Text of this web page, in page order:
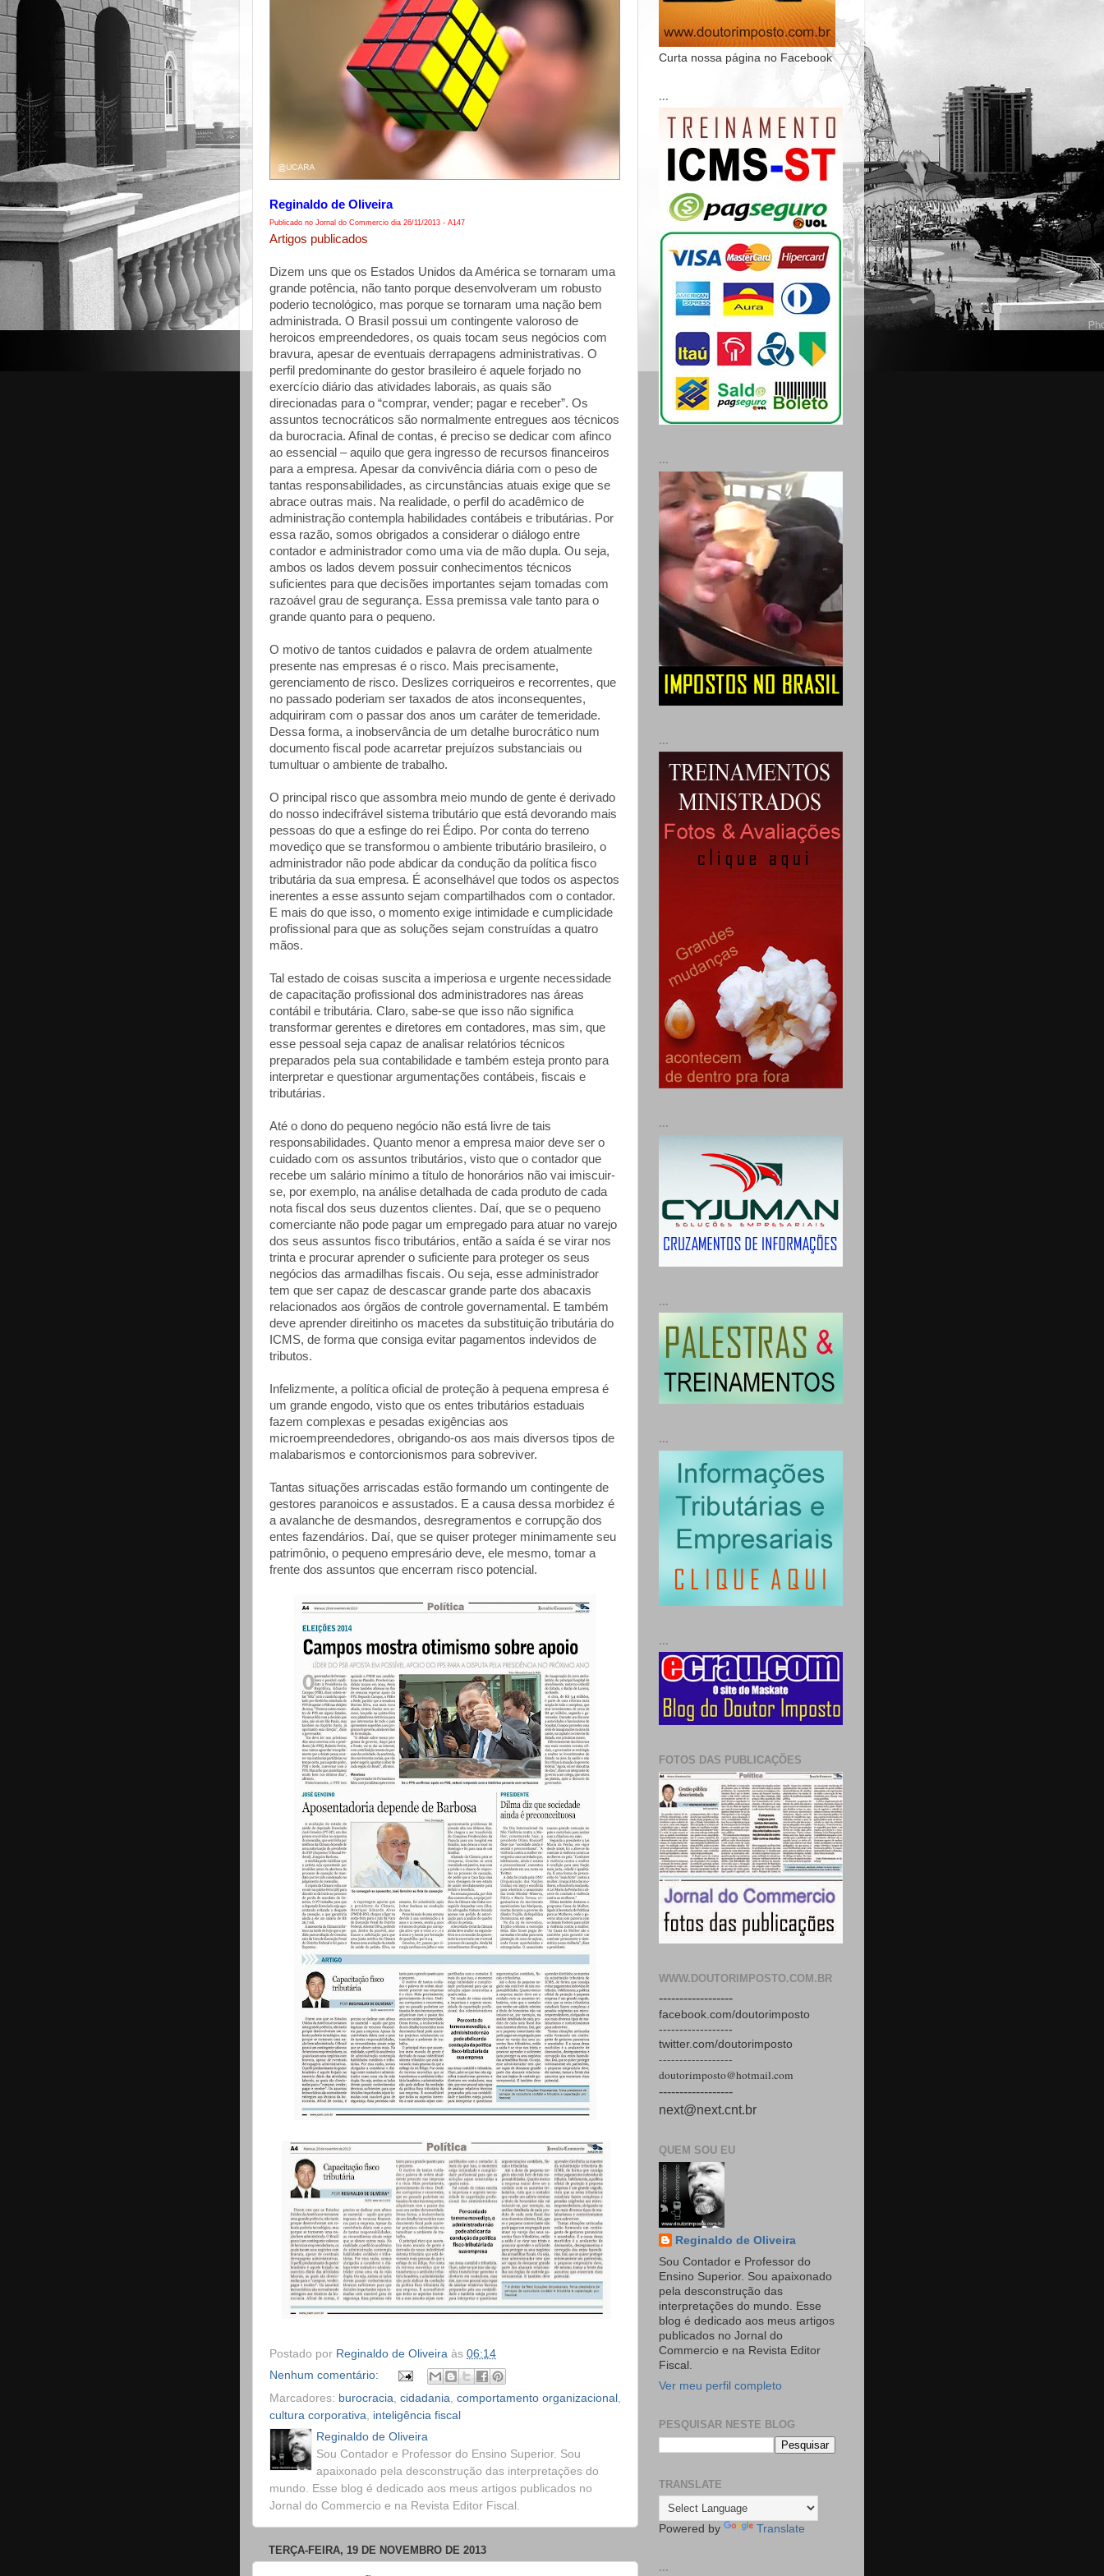
Reginaldo de Oliveira
Publicado no Jornal do Commercio dia 26/11/2013 - A147
Artigos publicados
Dizem uns que os Estados Unidos da América se tornaram uma
grande potência, não tanto porque desenvolveram um robusto
poderio tecnológico, mas porque se tornaram uma nação bem
administrada. O Brasil possui um contingente valoroso de
heroicos empreendedores, os quais tocam seus negócios com
bravura, apesar de eventuais derrapagens administrativas. O
perfil predominante do gestor brasileiro é aquele forjado no
exercício diário das atividades laborais, as quais são
direcionadas para o “comprar, vender; pagar e receber”. Os
assuntos tecnocráticos são normalmente entregues aos técnicos
da burocracia. Afinal de contas, é preciso se dedicar com afinco
ao essencial – aquilo que gera ingresso de recursos financeiros
para a empresa. Apesar da convivência diária com o peso de
tantas responsabilidades, as circunstâncias atuais exige que se
abrace outras mais. Na realidade, o perfil do acadêmico de
administração contempla habilidades contábeis e tributárias. Por
essa razão, somos obrigados a considerar o diálogo entre
contador e administrador como uma via de mão dupla. Ou seja,
ambos os lados devem possuir conhecimentos técnicos
suficientes para que decisões importantes sejam tomadas com
razoável grau de segurança. Essa premissa vale tanto para o
grande quanto para o pequeno.
O motivo de tantos cuidados e palavra de ordem atualmente
presente nas empresas é o risco. Mais precisamente,
gerenciamento de risco. Deslizes corriqueiros e recorrentes, que
no passado poderiam ser taxados de atos inconsequentes,
adquiriram com o passar dos anos um caráter de temeridade.
Dessa forma, a inobservância de um detalhe burocrático num
documento fiscal pode acarretar prejuízos substanciais ou
tumultuar o ambiente de trabalho.
O principal risco que assombra meio mundo de gente é derivado
do nosso indecifrável sistema tributário que está devorando mais
pessoas do que a esfinge do rei Édipo. Por conta do terreno
movediço que se transformou o ambiente tributário brasileiro, o
administrador não pode abdicar da condução da política fisco
tributária da sua empresa. É aconselhável que todos os aspectos
inerentes a esse assunto sejam compartilhados com o contador.
E mais do que isso, o momento exige intimidade e cumplicidade
profissional para que as soluções sejam construídas a quatro
mãos.
Tal estado de coisas suscita a imperiosa e urgente necessidade
de capacitação profissional dos administradores nas áreas
contábil e tributária. Claro, sabe-se que isso não significa
transformar gerentes e diretores em contadores, mas sim, que
esse pessoal seja capaz de analisar relatórios técnicos
preparados pela sua contabilidade e também esteja pronto para
interpretar e questionar argumentações contábeis, fiscais e
tributárias.
Até o dono do pequeno negócio não está livre de tais
responsabilidades. Quanto menor a empresa maior deve ser o
cuidado com os assuntos tributários, visto que o contador que
recebe um salário mínimo a título de honorários não vai imiscuir-
se, por exemplo, na análise detalhada de cada produto de cada
nota fiscal dos seus duzentos clientes. Daí, que se o pequeno
comerciante não pode pagar um empregado para atuar no varejo
dos seus assuntos fisco tributários, então a saída é se virar nos
trinta e procurar aprender o suficiente para proteger os seus
negócios das armadilhas fiscais. Ou seja, esse administrador
tem que ser capaz de descascar grande parte dos abacaxis
relacionados aos órgãos de controle governamental. E também
deve aprender direitinho os macetes da substituição tributária do
ICMS, de forma que consiga evitar pagamentos indevidos de
tributos.
Infelizmente, a política oficial de proteção à pequena empresa é
um grande engodo, visto que os entes tributários estaduais
fazem complexas e pesadas exigências aos
microempreendedores, obrigando-os aos mais diversos tipos de
malabarismos e contorcionismos para sobreviver.
Tantas situações arriscadas estão formando um contingente de
gestores paranoicos e assustados. E a causa dessa morbidez é
a avalanche de desmandos, desregramentos e corrupção dos
entes fazendários. Daí, que se quiser proteger minimamente seu
patrimônio, o pequeno empresário deve, ele mesmo, tomar a
frente dos assuntos que encerram risco potencial.
Postado por Reginaldo de Oliveira às 06:14
Nenhum comentário:
Marcadores: burocracia cidadania comportamento organizacional
cultura corporativa
inteligência fiscal
Reginaldo de Oliveira
Sou Contador e Professor do Ensino Superior. Sou
apaixonado pela desconstrução das interpretações do
mundo. Esse blog é dedicado aos meus artigos publicados no
Jornal do Commercio e na Revista Editor Fiscal.
TERÇA-FEIRA, 19 DE NOVEMBRO DE 2013
Curta nossa página no Facebook
...
...
...
...
...
...
...
FOTOS DAS PUBLICAÇÕES
WWW.DOUTORIMPOSTO.COM.BR
------------------
facebook.com/doutorimposto
------------------
twitter.com/doutorimposto
------------------
doutorimposto@hotmail.com
------------------
next@next.cnt.br
QUEM SOU EU
Reginaldo de Oliveira
Sou Contador e Professor do
Ensino Superior. Sou apaixonado
pela desconstrução das
interpretações do mundo. Esse
blog é dedicado aos meus artigos
publicados no Jornal do
Commercio e na Revista Editor
Fiscal.
Ver meu perfil completo
PESQUISAR NESTE BLOG
TRANSLATE
Powered by Translate
...